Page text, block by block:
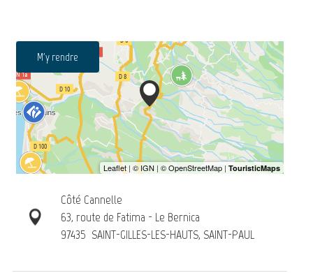
M'y rendre
Côté Cannelle
63, route de Fatima - Le Bernica
97435 SAINT-GILLES-LES-HAUTS, SAINT-PAUL